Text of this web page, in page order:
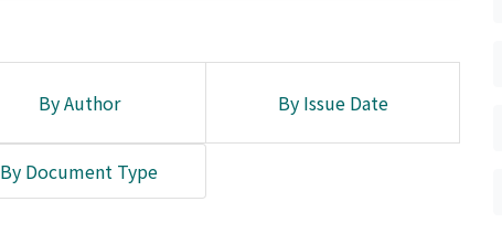
By Author By Issue Date
By Document Type